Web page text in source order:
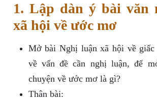
1. Lập dàn ý bài văn
xã hội về ước mơ
Mở bài Nghị luận xã hội về
về vấn đề cần nghị luận, để
chuyện về ước mơ là gì?
Thân bài: